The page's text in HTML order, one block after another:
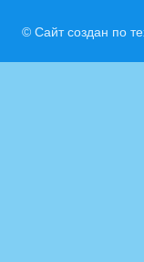
© Сайт создан по